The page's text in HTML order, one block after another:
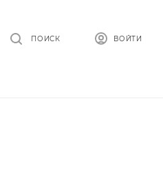
ВОЙТИ
ПОИСК